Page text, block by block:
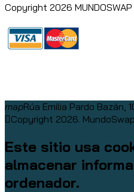
Copyright 2026 MUNDOSWAP
mapRúa Emilia Pardo Bazán,
Copyright 2026.
Este sitio usa
almacenar
ordenador.